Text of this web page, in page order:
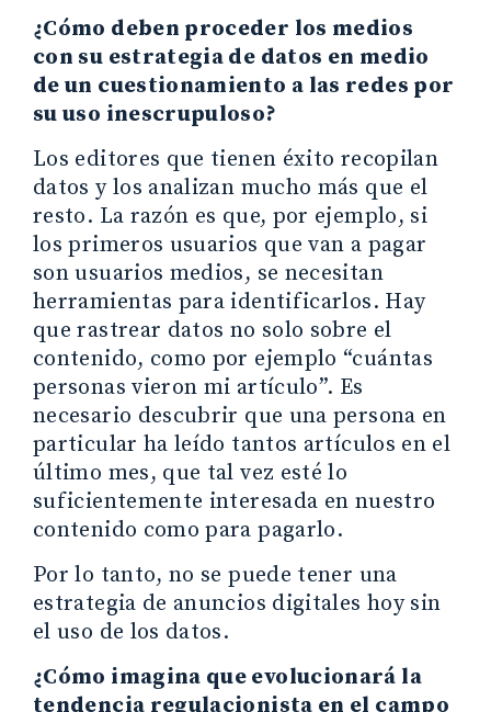
¿Cómo deben proceder los medios
con su estrategia de datos en medio
de un cuestionamiento a las redes por
su uso inescrupuloso?
Los editores que tienen éxito recopilan
datos y los analizan mucho más que el
resto. La razón es que, por ejemplo, si
los primeros usuarios que van a pagar
son usuarios medios, se necesitan
herramientas para identificarlos. Hay
que rastrear datos no solo sobre el
contenido, como por ejemplo “cuántas
personas vieron mi artículo”. Es
necesario descubrir que una persona en
particular ha leído tantos artículos en el
último mes, que tal vez esté lo
suficientemente interesada en nuestro
contenido como para pagarlo.
Por lo tanto, no se puede tener una
estrategia de anuncios digitales hoy sin
el uso de los datos.
¿Cómo imagina que evolucionará la
tendencia regulacionista en el campo